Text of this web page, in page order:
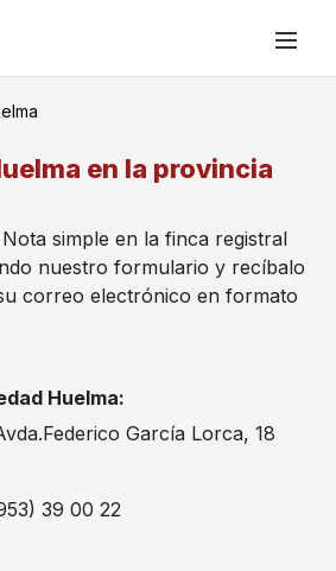
en la provincia
simple en la finca registral
nuestro formulario y recíbalo
correo electrónico en formato
Huelma:
García Lorca, 18
39 00 22